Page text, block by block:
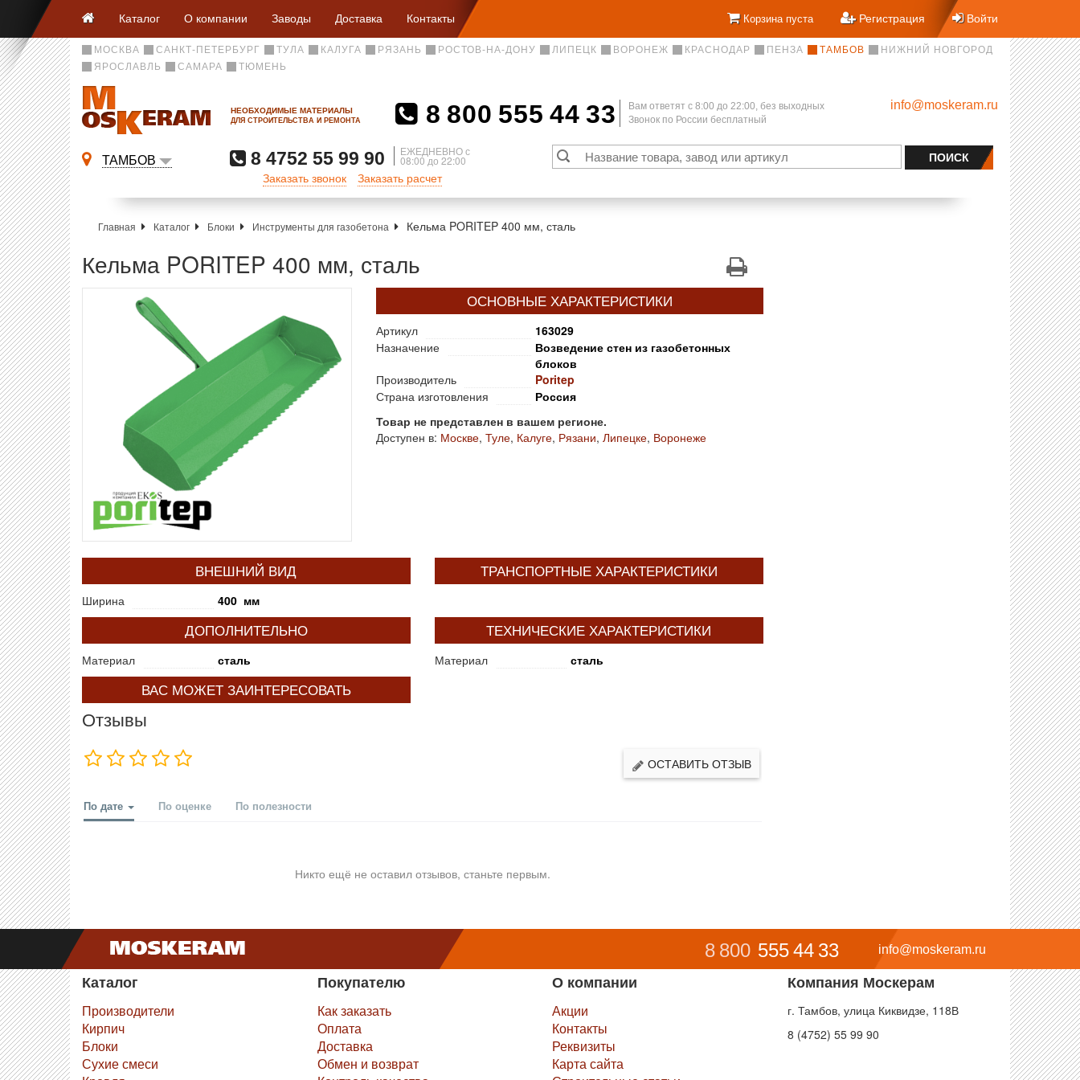
Каталог О компании Заводы Доставка Контакты Корзина пуста Регистрация Войти
МОСКВА САНКТ-ПЕТЕРБУРГ ТУЛА КАЛУГА РЯЗАНЬ РОСТОВ-НА-ДОНУ ЛИПЕЦК ВОРОНЕЖ КРАСНОДАР ПЕНЗА ТАМБОВ
НИЖНИЙ НОВГОРОД
ЯРОСЛАВЛЬ
САМАРА ТЮМЕНЬ
НЕОБХОДИМЫЕ МАТЕРИАЛЫ
ДЛЯ СТРОИТЕЛЬСТВА И РЕМОНТА 8 800 555 44 33
Вам ответят c 8:00 до 22:00, без выходных
Звонок по России бесплатный
info@moskeram.ru
ТАМБОВ 8 4752 55 99 90 ЕЖЕДНЕВНО с
08:00 до 22:00
Заказать звонок Заказать расчет
Главная Каталог Блоки Инструменты для газобетона Кельма PORITEP 400 мм, сталь
Кельма PORITEP 400 мм, сталь
ОСНОВНЫЕ ХАРАКТЕРИСТИКИ
Артикул
163029
Назначение
Возведение стен из газобетонных
блоков
Производитель
Poritep
Страна изготовления
Россия
Товар не представлен в вашем регионе.
Доступен в: Москве, Туле, Калуге, Рязани, Липецке, Воронеже
ВНЕШНИЙ ВИД
Ширина 400 мм
ТРАНСПОРТНЫЕ ХАРАКТЕРИСТИКИ
ДОПОЛНИТЕЛЬНО
Материал сталь
ТЕХНИЧЕСКИЕ ХАРАКТЕРИСТИКИ
Материал сталь
ВАС МОЖЕТ ЗАИНТЕРЕСОВАТЬ
Отзывы
ОСТАВИТЬ ОТЗЫВ
По дате По оценке По полезности
Никто ещё не оставил отзывов, станьте первым.
info@moskeram.ru
8 800 555 44 33
Каталог
Производители
Кирпич
Блоки
Сухие смеси
Покупателю
Как заказать
Оплата
Доставка
Обмен и возврат
О компании
Акции
Контакты
Реквизиты
Карта сайта
Компания Москерам
г. Тамбов, улица Киквидзе, 118В
8 (4752) 55 99 90